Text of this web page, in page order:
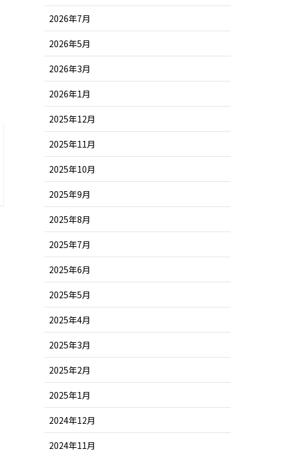
2026年7月
2026年5月
2026年3月
2026年1月
2025年12月
2025年11月
2025年10月
2025年9月
2025年8月
2025年7月
2025年6月
2025年5月
2025年4月
2025年3月
2025年2月
2025年1月
2024年12月
2024年11月